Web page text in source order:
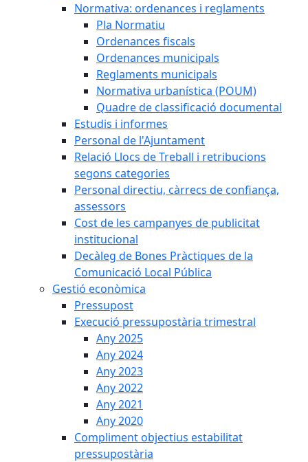
Normativa: ordenances i reglaments
Pla Normatiu
Ordenances fiscals
Ordenances municipals
Reglaments municipals
Normativa urbanística (POUM)
Quadre de classificació documental
Estudis i informes
Personal de l'Ajuntament
Relació Llocs de Treball i retribucions
segons categories
Personal directiu, càrrecs de confiança,
assessors
Cost de les campanyes de publicitat
institucional
Decàleg de Bones Pràctiques de la
Comunicació Local Pública
Gestió econòmica
Pressupost
Execució pressupostària trimestral
Any 2025
Any 2024
Any 2023
Any 2022
Any 2021
Any 2020
Compliment objectius estabilitat
pressupostària